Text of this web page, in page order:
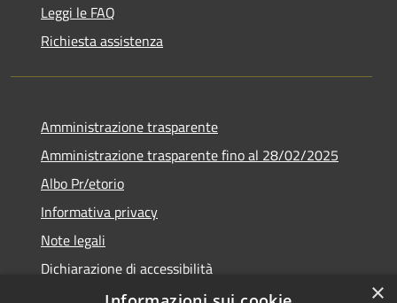
Leggi le FAQ
Richiesta assistenza
Amministrazione trasparente
Amministrazione trasparente fino al 28/02/2025
Albo Pr/etorio
Informativa privacy
Note legali
Dichiarazione di accessibilità
Obiettivi di accessibilità
×